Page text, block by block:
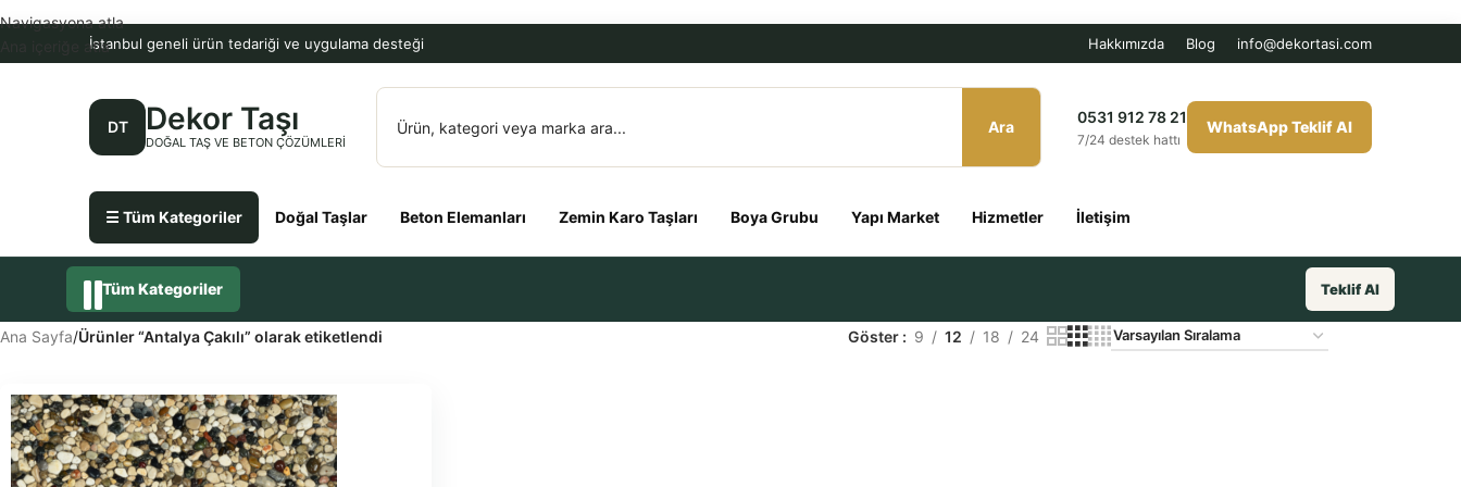
İstanbul geneli ürün tedariği ve uygulama desteği Hakkımızda Blog info@dekortasi.com
DT Dekor Taşı
DOĞAL TAŞ VE BETON ÇÖZÜMLERI
Ara
0531 912 78 21
7/24 destek hattı
WhatsApp Teklif Al
☰ Tüm Kategoriler Doğal Taşlar Beton Elemanları Zemin Karo Taşları Boya Grubu Yapı Market Hizmetler İletişim
Navigasyona atla
Ana içeriğe atla
Tüm Kategoriler Teklif Al
Ana Sayfa/Ürünler “Antalya Çakılı” olarak etiketlendi Göster 9 12 18 24